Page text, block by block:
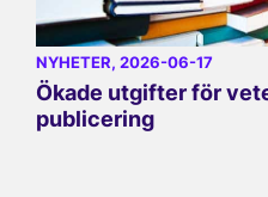
NYHETER, 2026-06-17
Ökade utgifter för
publicering